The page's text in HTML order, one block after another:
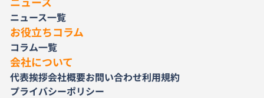
ニュース一覧
お役立ちコラム
コラム一覧
会社について
代表挨拶会社概要お問い合わせ利用規約
プライバシーポリシー